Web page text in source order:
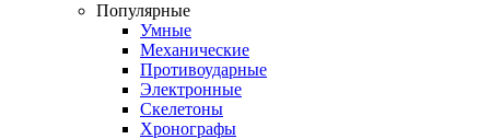
Популярные
Умные
Механические
Противоударные
Электронные
Скелетоны
Хронографы